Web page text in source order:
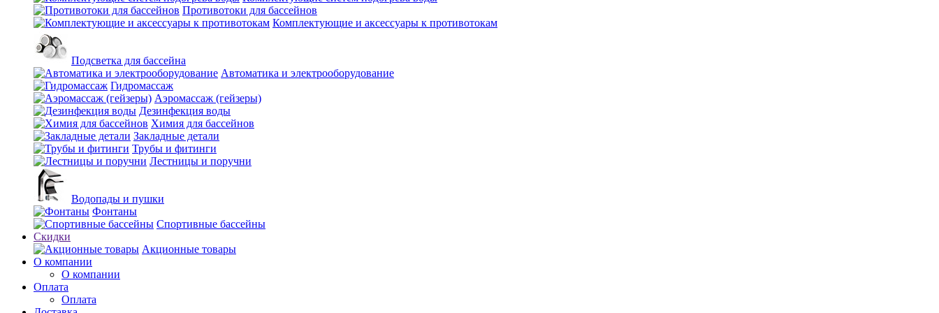
Противотоки для бассейнов
Комплектующие и аксессуары к противотокам
Подсветка для бассейна
Автоматика и электрооборудование
Гидромассаж
Аэромассаж (гейзеры)
Дезинфекция воды
Химия для бассейнов
Закладные детали
Трубы и фитинги
Лестницы и поручни
Водопады и пушки
Фонтаны
Спортивные бассейны
Скидки
Акционные товары
О компании
О компании
Оплата
Оплата